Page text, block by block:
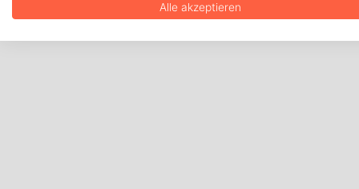
Alle akzeptieren